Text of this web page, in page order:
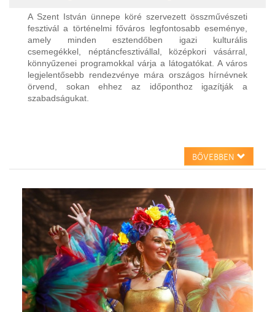
A Szent István ünnepe köré szervezett összművészeti
fesztivál a történelmi főváros legfontosabb eseménye,
amely minden esztendőben igazi kulturális
csemegékkel, néptáncfesztivállal, középkori vásárral,
könnyűzenei programokkal várja a látogatókat. A város
legjelentősebb rendezvénye mára országos hírnévnek
örvend, sokan ehhez az időponthoz igazítják a
szabadságukat.
BŐVEBBEN